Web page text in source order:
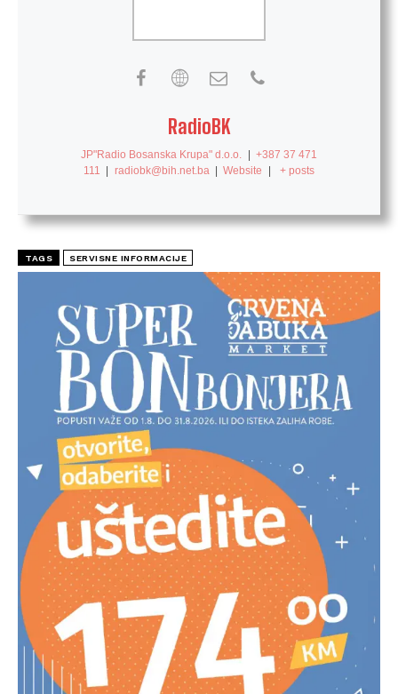
RadioBK
JP"Radio Bosanska Krupa" d.o.o. | +387 37 471
111 | radiobk@bih.net.ba | Website | + posts
TAGS SERVISNE INFORMACIJE